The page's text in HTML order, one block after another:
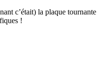
c’était) la plaque tournante
!